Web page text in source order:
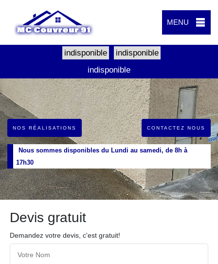
MENU
indisponible
indisponible
indisponible
NOS RÉALISATIONS CONTACTEZ NOUS
Nous sommes disponibles du Lundi au samedi, de 8h à
17h30
Devis gratuit
Demandez votre devis, c'est gratuit!